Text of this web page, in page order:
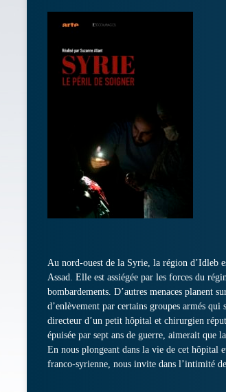
Au nord-ouest de la Syrie, la région d’Idleb
Assad. Elle est assiégée par les forces du
bombardements. D’autres menaces planent
d’enlèvement par certains groupes armés
directeur d’un petit hôpital et chirurgien
épuisée par sept ans de guerre, aimerait que
En nous plongeant dans la vie de cet hôpital
franco-syrienne, nous invite dans l’intimité